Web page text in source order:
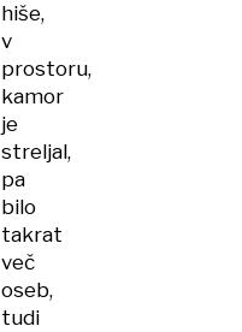
hiše,
v
prostoru,
kamor
je
streljal,
pa
bilo
takrat
več
oseb,
tudi